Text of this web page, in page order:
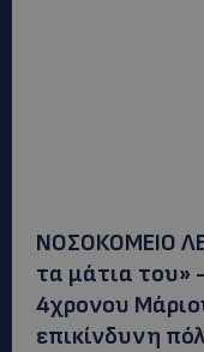
ΝΟΣΟΚΟΜΕΙΟ
τα μάτια του»
4χρονου
επικίνδυνη